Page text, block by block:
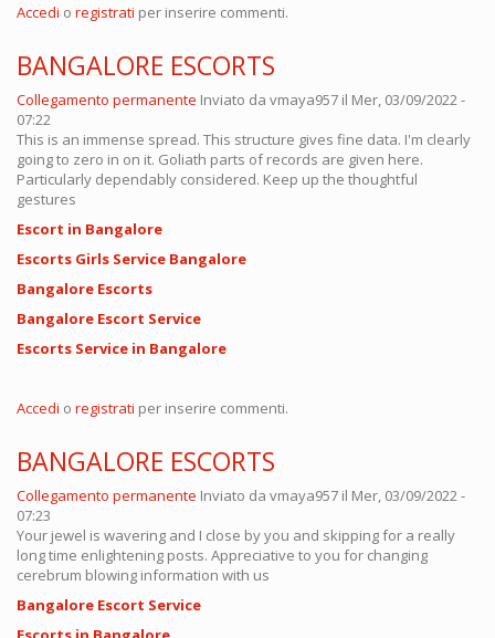
Accedi o registrati per inserire commenti.
BANGALORE ESCORTS
Collegamento permanente Inviato da vmaya957 il Mer, 03/09/2022 -
07:22
This is an immense spread. This structure gives fine data. I'm clearly
going to zero in on it. Goliath parts of records are given here.
Particularly dependably considered. Keep up the thoughtful
gestures
Escort in Bangalore
Escorts Girls Service Bangalore
Bangalore Escorts
Bangalore Escort Service
Escorts Service in Bangalore
Accedi o registrati per inserire commenti.
BANGALORE ESCORTS
Collegamento permanente Inviato da vmaya957 il Mer, 03/09/2022 -
07:23
Your jewel is wavering and I close by you and skipping for a really
long time enlightening posts. Appreciative to you for changing
cerebrum blowing information with us
Bangalore Escort Service